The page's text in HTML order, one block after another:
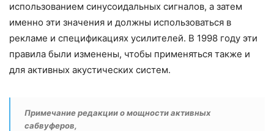
использованием синусоидальных сигналов, а затем
именно эти значения и должны использоваться в
рекламе и спецификациях усилителей. В 1998 году эти
правила были изменены, чтобы применяться также и
для активных акустических систем.
Примечание редакции о мощности активных
сабвуферов,